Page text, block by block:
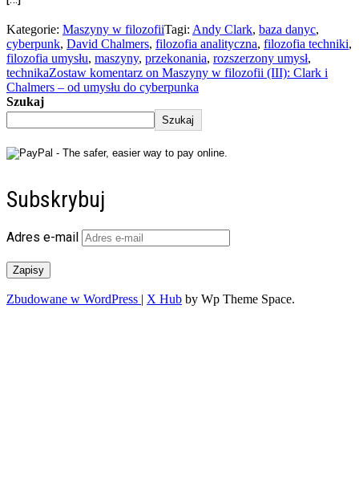
Kategorie: Maszyny w filozofiiTagi: Andy Clark, baza danyc,
cyberpunk, David Chalmers, filozofia analityczna, filozofia techniki,
filozofia umysłu, maszyny, przekonania, rozszerzony umysł,
technikaZostaw komentarz on Maszyny w filozofii (III): Clark i
Chalmers – od umysłu do cyberpunka
Szukaj
Szukaj
Subskrybuj
Adres e-mail
Zapisy
Zbudowane w WordPress | X Hub by Wp Theme Space.